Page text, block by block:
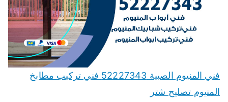
فني المنيوم الصبية 52227343 فني تركيب مطابخ
المنيوم تصليح شتر